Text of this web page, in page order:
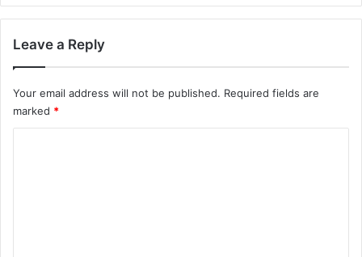
Leave a Reply
Your email address will not be published. Required fields are
marked *